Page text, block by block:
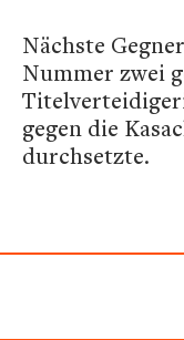
Nächste
Nummer zwei
gegen die
durchsetzte.